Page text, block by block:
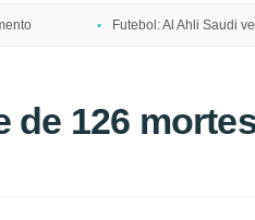
Futebol: Al Ahli Saudi
de 126